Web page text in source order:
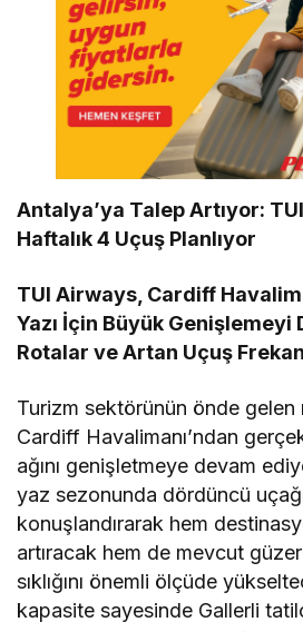
Antalya’ya Talep Artıyor:
Haftalık 4 Uçuş Planlıyor
TUI Airways, Cardiff
Yazı İçin Büyük Genişlemeyi
Rotalar ve Artan Uçuş
Turizm sektörünün önde gelen
Cardiff Havalimanı’ndan
ağını genişletmeye devam
yaz sezonunda dördüncü
konuşlandırarak hem
artıracak hem de mevcut
sıklığını önemli ölçüde
kapasite sayesinde Gallerli